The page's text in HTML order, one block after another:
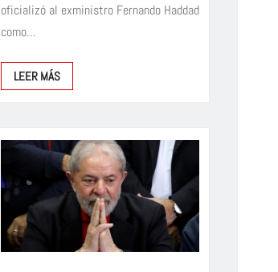
oficializó al exministro Fernando Haddad
como…
LEER MÁS